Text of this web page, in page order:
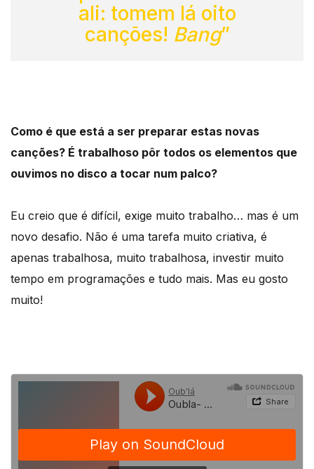
ali: tomem lá oito
canções! Bang”
Como é que está a ser preparar estas novas
canções? É trabalhoso pôr todos os elementos que
ouvimos no disco a tocar num palco?
Eu creio que é difícil, exige muito trabalho… mas é um
novo desafio. Não é uma tarefa muito criativa, é
apenas trabalhosa, muito trabalhosa, investir muito
tempo em programações e tudo mais. Mas eu gosto
muito!